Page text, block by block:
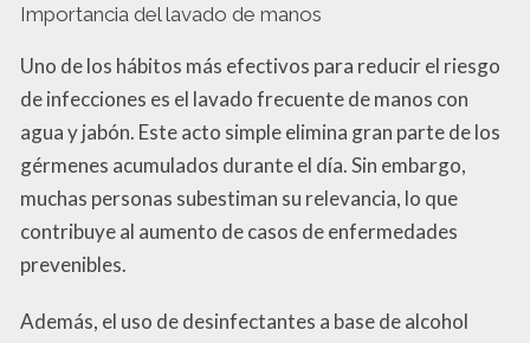
Importancia del lavado de manos
Uno de los hábitos más efectivos para reducir el riesgo
de infecciones es el lavado frecuente de manos con
agua y jabón. Este acto simple elimina gran parte de los
gérmenes acumulados durante el día. Sin embargo,
muchas personas subestiman su relevancia, lo que
contribuye al aumento de casos de enfermedades
prevenibles.
Además, el uso de desinfectantes a base de alcohol